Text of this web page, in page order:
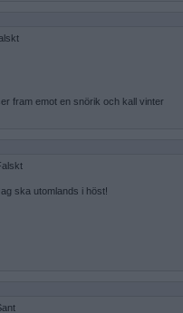
fram emot en snörik och kall vinter
ska utomlands i höst!